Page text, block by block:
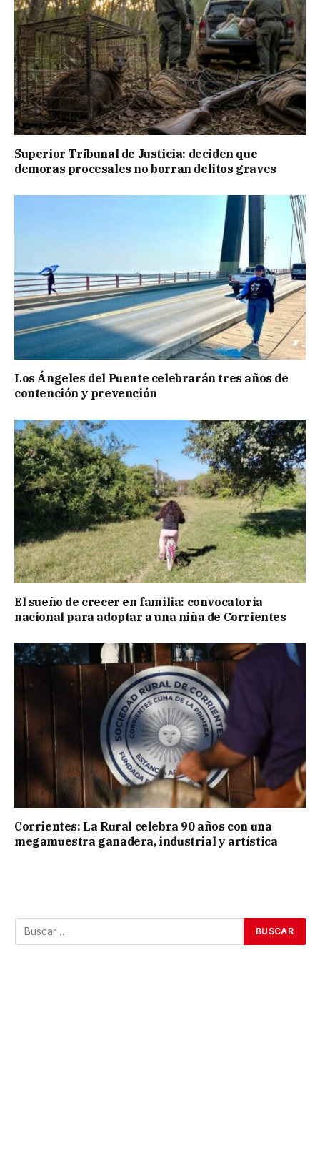
Superior Tribunal de Justicia: deciden que
demoras procesales no borran delitos graves
Los Ángeles del Puente celebrarán tres años de
contención y prevención
El sueño de crecer en familia: convocatoria
nacional para adoptar a una niña de Corrientes
Corrientes: La Rural celebra 90 años con una
megamuestra ganadera, industrial y artística